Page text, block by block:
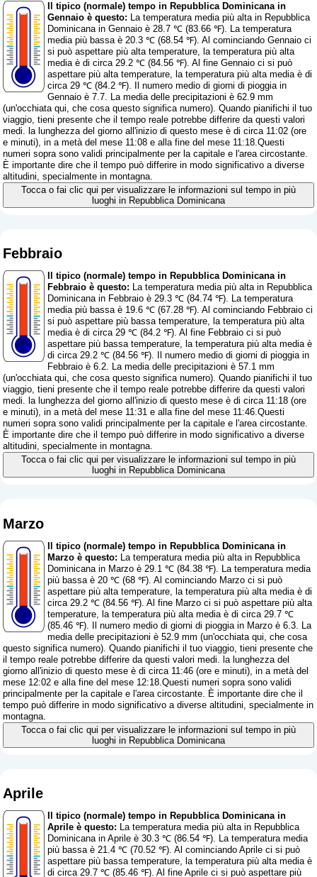
Il tipico (normale) tempo in Repubblica Dominicana in
Gennaio è questo: La temperatura media più alta in Repubblica
Dominicana in Gennaio è 28.7 ℃ (83.66 ℉). La temperatura
media più bassa è 20.3 ℃ (68.54 ℉). Al cominciando Gennaio ci
si può aspettare più alta temperature, la temperatura più alta
media è di circa 29.2 ℃ (84.56 ℉). Al fine Gennaio ci si può
aspettare più alta temperature, la temperatura più alta media è di
circa 29 ℃ (84.2 ℉). Il numero medio di giorni di pioggia in
Gennaio è 7.7. La media delle precipitazioni è 62.9 mm
(un'occhiata qui, che cosa questo significa numero). Quando pianifichi il tuo
viaggio, tieni presente che il tempo reale potrebbe differire da questi valori
medi. la lunghezza del giorno all'inizio di questo mese è di circa 11:02 (ore
e minuti), in a metà del mese 11:08 e alla fine del mese 11:18.Questi
numeri sopra sono validi principalmente per la capitale e l'area circostante.
È importante dire che il tempo può differire in modo significativo a diverse
altitudini, specialmente in montagna.
Tocca o fai clic qui per visualizzare le informazioni sul tempo in più
luoghi in Repubblica Dominicana
Febbraio
Il tipico (normale) tempo in Repubblica Dominicana in
Febbraio è questo: La temperatura media più alta in Repubblica
Dominicana in Febbraio è 29.3 ℃ (84.74 ℉). La temperatura
media più bassa è 19.6 ℃ (67.28 ℉). Al cominciando Febbraio ci
si può aspettare più bassa temperature, la temperatura più alta
media è di circa 29 ℃ (84.2 ℉). Al fine Febbraio ci si può
aspettare più bassa temperature, la temperatura più alta media è
di circa 29.2 ℃ (84.56 ℉). Il numero medio di giorni di pioggia in
Febbraio è 6.2. La media delle precipitazioni è 57.1 mm
(un'occhiata qui, che cosa questo significa numero). Quando pianifichi il tuo
viaggio, tieni presente che il tempo reale potrebbe differire da questi valori
medi. la lunghezza del giorno all'inizio di questo mese è di circa 11:18 (ore
e minuti), in a metà del mese 11:31 e alla fine del mese 11:46.Questi
numeri sopra sono validi principalmente per la capitale e l'area circostante.
È importante dire che il tempo può differire in modo significativo a diverse
altitudini, specialmente in montagna.
Tocca o fai clic qui per visualizzare le informazioni sul tempo in più
luoghi in Repubblica Dominicana
Marzo
Il tipico (normale) tempo in Repubblica Dominicana in
Marzo è questo: La temperatura media più alta in Repubblica
Dominicana in Marzo è 29.1 ℃ (84.38 ℉). La temperatura media
più bassa è 20 ℃ (68 ℉). Al cominciando Marzo ci si può
aspettare più alta temperature, la temperatura più alta media è di
circa 29.2 ℃ (84.56 ℉). Al fine Marzo ci si può aspettare più alta
temperature, la temperatura più alta media è di circa 29.7 ℃
(85.46 ℉). Il numero medio di giorni di pioggia in Marzo è 6.3. La
media delle precipitazioni è 52.9 mm (un'occhiata qui, che cosa
questo significa numero). Quando pianifichi il tuo viaggio, tieni presente che
il tempo reale potrebbe differire da questi valori medi. la lunghezza del
giorno all'inizio di questo mese è di circa 11:46 (ore e minuti), in a metà del
mese 12:02 e alla fine del mese 12:18.Questi numeri sopra sono validi
principalmente per la capitale e l'area circostante. È importante dire che il
tempo può differire in modo significativo a diverse altitudini, specialmente in
montagna.
Tocca o fai clic qui per visualizzare le informazioni sul tempo in più
luoghi in Repubblica Dominicana
Aprile
Il tipico (normale) tempo in Repubblica Dominicana in
Aprile è questo: La temperatura media più alta in Repubblica
Dominicana in Aprile è 30.3 ℃ (86.54 ℉). La temperatura media
più bassa è 21.4 ℃ (70.52 ℉). Al cominciando Aprile ci si può
aspettare più bassa temperature, la temperatura più alta media è
di circa 29.7 ℃ (85.46 ℉). Al fine Aprile ci si può aspettare più